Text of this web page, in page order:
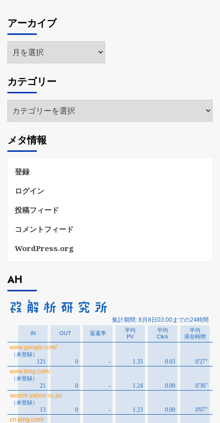
アーカイブ
ア
ー
イ
ブ
カテゴリー
テ
リ
ー
メタ情報
登録
ログイン
投稿フィード
コメントフィード
WordPress.org
AH